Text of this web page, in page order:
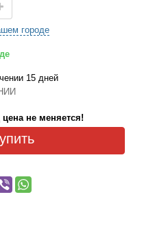
городе
15 дней
не меняется!